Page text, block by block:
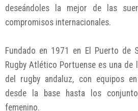
deseándoles la mejor de las
compromisos internacionales.
Fundado en 1971 en El Puerto de
Rugby Atlético Portuense es una
del rugby andaluz, con equipos
desde la base hasta los
femenino.